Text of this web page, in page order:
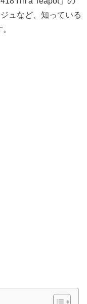
ュなど、知っている